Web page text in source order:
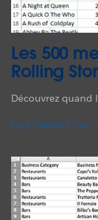
Les 500
Rolling
Découvrez
TÉLÉCHARGEZ CVS